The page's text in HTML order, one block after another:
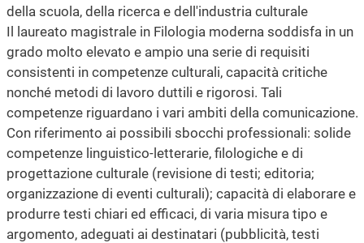
della scuola, della ricerca e dell'industria culturale
Il laureato magistrale in Filologia moderna soddisfa in un
grado molto elevato e ampio una serie di requisiti
consistenti in competenze culturali, capacità critiche
nonché metodi di lavoro duttili e rigorosi. Tali
competenze riguardano i vari ambiti della comunicazione.
Con riferimento ai possibili sbocchi professionali: solide
competenze linguistico-letterarie, filologiche e di
progettazione culturale (revisione di testi; editoria;
organizzazione di eventi culturali); capacità di elaborare e
produrre testi chiari ed efficaci, di varia misura tipo e
argomento, adeguati ai destinatari (pubblicità, testi